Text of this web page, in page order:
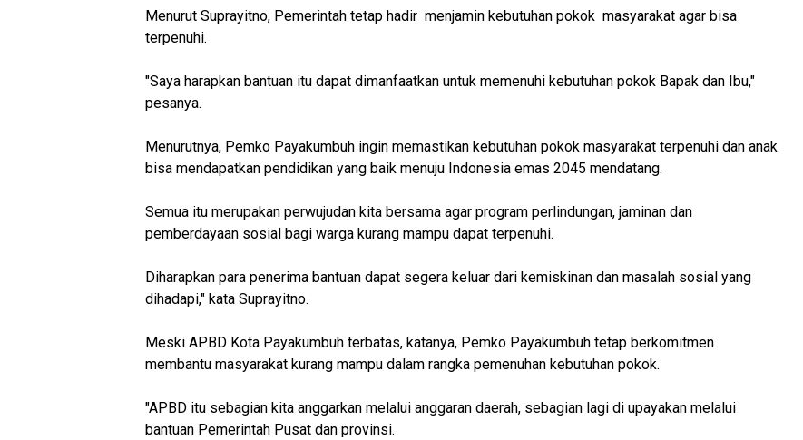
Menurut Suprayitno, Pemerintah tetap hadir menjamin kebutuhan pokok masyarakat agar bisa
terpenuhi.
"Saya harapkan bantuan itu dapat dimanfaatkan untuk memenuhi kebutuhan pokok Bapak dan Ibu,"
pesanya.
Menurutnya, Pemko Payakumbuh ingin memastikan kebutuhan pokok masyarakat terpenuhi dan anak
bisa mendapatkan pendidikan yang baik menuju Indonesia emas 2045 mendatang.
Semua itu merupakan perwujudan kita bersama agar program perlindungan, jaminan dan
pemberdayaan sosial bagi warga kurang mampu dapat terpenuhi.
Diharapkan para penerima bantuan dapat segera keluar dari kemiskinan dan masalah sosial yang
dihadapi," kata Suprayitno.
Meski APBD Kota Payakumbuh terbatas, katanya, Pemko Payakumbuh tetap berkomitmen
membantu masyarakat kurang mampu dalam rangka pemenuhan kebutuhan pokok.
"APBD itu sebagian kita anggarkan melalui anggaran daerah, sebagian lagi di upayakan melalui
bantuan Pemerintah Pusat dan provinsi.